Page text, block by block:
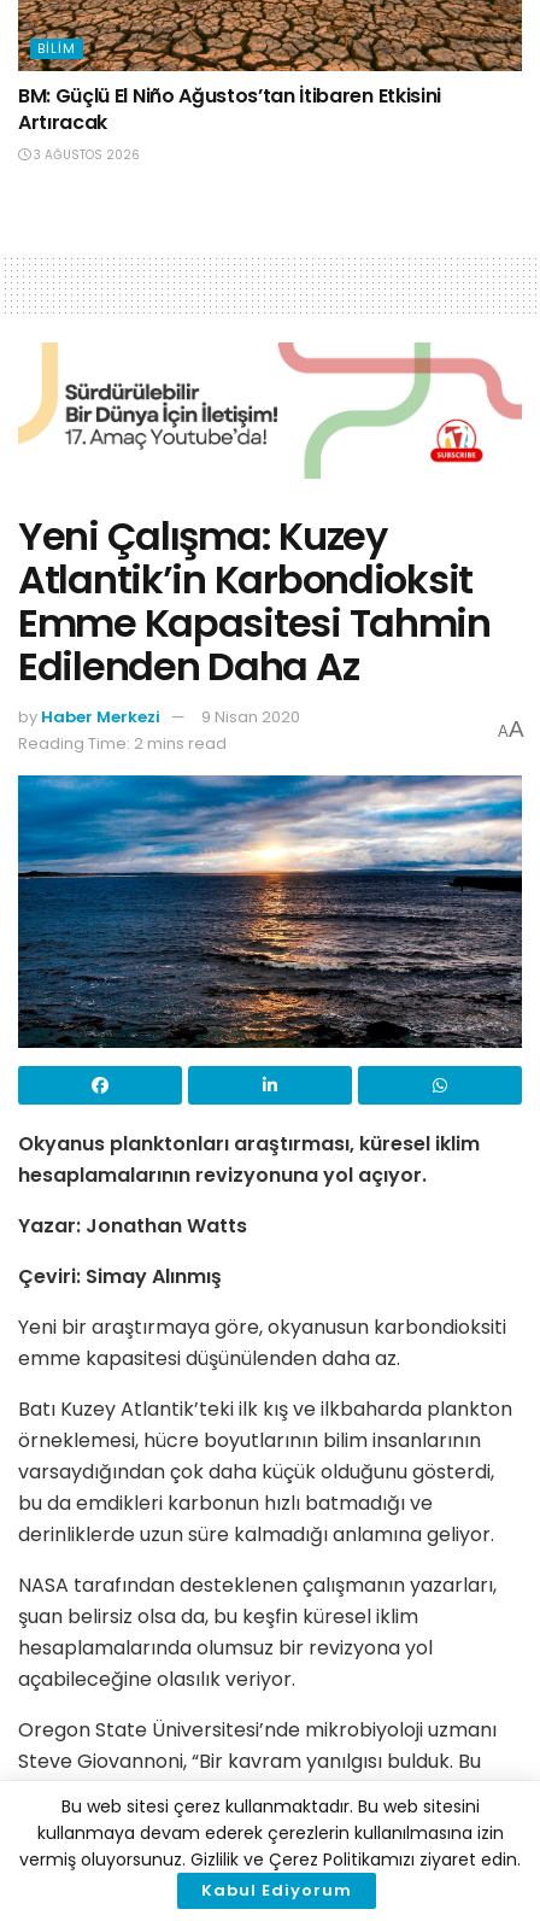
BILIM
BM: Güçlü El Niño Ağustos’tan İtibaren Etkisini
Artıracak
3 AĞUSTOS 2026
Yeni Çalışma: Kuzey
Atlantik’in Karbondioksit
Emme Kapasitesi Tahmin
Edilenden Daha Az
by Haber Merkezi
9 Nisan 2020
Reading Time: 2 mins read
AA
Okyanus planktonları araştırması, küresel iklim
hesaplamalarının revizyonuna yol açıyor.
Yazar: Jonathan Watts
Çeviri: Simay Alınmış
Yeni bir araştırmaya göre, okyanusun karbondioksiti
emme kapasitesi düşünülenden daha az.
Batı Kuzey Atlantik’teki ilk kış ve ilkbaharda plankton
örneklemesi, hücre boyutlarının bilim insanlarının
varsaydığından çok daha küçük olduğunu gösterdi,
bu da emdikleri karbonun hızlı batmadığı ve
derinliklerde uzun süre kalmadığı anlamına geliyor.
NASA tarafından desteklenen çalışmanın yazarları,
şuan belirsiz olsa da, bu keşfin küresel iklim
hesaplamalarında olumsuz bir revizyona yol
açabileceğine olasılık veriyor.
Oregon State Üniversitesi’nde mikrobiyoloji uzmanı
Steve Giovannoni, “Bir kavram yanılgısı bulduk. Bu
durum kesinlikle karbon akışları modelini
etkileyecektir” diyor ve ekliyor: “Küçük bir
değişiklikten daha fazlasını gerektirecek.”
Bu web sitesi çerez kullanmaktadır. Bu web sitesini
kullanmaya devam ederek çerezlerin kullanılmasına izin
vermiş oluyorsunuz. Gizlilik ve Çerez Politikamızı ziyaret edin.
Kabul Ediyorum